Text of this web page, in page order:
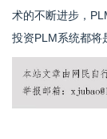
术的不断进步，
投资PLM系统都将